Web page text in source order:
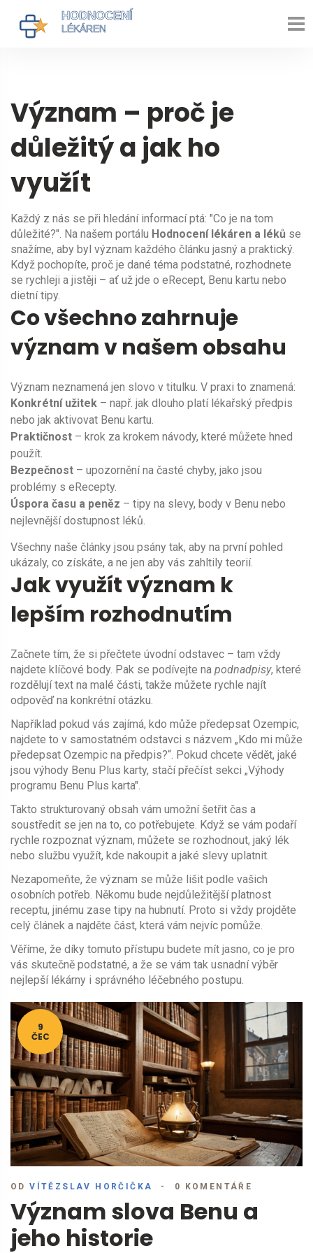
Význam – proč je
důležitý a jak ho
využít
Každý z nás se při hledání informací ptá: "Co je na tom
důležité?". Na našem portálu Hodnocení lékáren a léků se
snažíme, aby byl význam každého článku jasný a praktický.
Když pochopíte, proč je dané téma podstatné, rozhodnete
se rychleji a jistěji – ať už jde o eRecept, Benu kartu nebo
dietní tipy.
Co všechno zahrnuje
význam v našem obsahu
Význam neznamená jen slovo v titulku. V praxi to znamená:
Konkrétní užitek – např. jak dlouho platí lékařský předpis
nebo jak aktivovat Benu kartu.
Praktičnost – krok za krokem návody, které můžete hned
použít.
Bezpečnost – upozornění na časté chyby, jako jsou
problémy s eRecepty.
Úspora času a peněz – tipy na slevy, body v Benu nebo
nejlevnější dostupnost léků.
Všechny naše články jsou psány tak, aby na první pohled
ukázaly, co získáte, a ne jen aby vás zahltily teorií.
Jak využít význam k
lepším rozhodnutím
Začnete tím, že si přečtete úvodní odstavec – tam vždy
najdete klíčové body. Pak se podívejte na podnadpisy, které
rozdělují text na malé části, takže můžete rychle najít
odpověď na konkrétní otázku.
Například pokud vás zajímá, kdo může předepsat Ozempic,
najdete to v samostatném odstavci s názvem „Kdo mi může
předepsat Ozempic na předpis?“. Pokud chcete vědět, jaké
jsou výhody Benu Plus karty, stačí přečíst sekci „Výhody
programu Benu Plus karta".
Takto strukturovaný obsah vám umožní šetřit čas a
soustředit se jen na to, co potřebujete. Když se vám podaří
rychle rozpoznat význam, můžete se rozhodnout, jaký lék
nebo službu využít, kde nakoupit a jaké slevy uplatnit.
Nezapomeňte, že význam se může lišit podle vašich
osobních potřeb. Někomu bude nejdůležitější platnost
receptu, jinému zase tipy na hubnutí. Proto si vždy projděte
celý článek a najděte část, která vám nejvíc pomůže.
Věříme, že díky tomuto přístupu budete mít jasno, co je pro
vás skutečně podstatné, a že se vám tak usnadní výběr
nejlepší lékárny i správného léčebného postupu.
9
ČEC
ODVÍTĚZSLAV HORČIČKA 0 KOMENTÁŘE
Význam slova Benu a
jeho historie